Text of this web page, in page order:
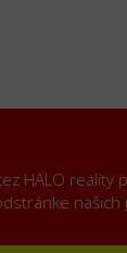
HALO reality
našich